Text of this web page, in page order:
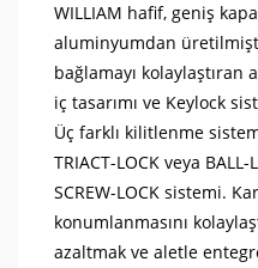
WILLIAM hafif, geniş
aluminyumdan
bağlamayı kolaylaştıran
iç tasarımı ve Keylock
Üç farklı kilitlenme
TRIACT-LOCK veya
SCREW-LOCK sistemi.
konumlanmasını
azaltmak ve aletle